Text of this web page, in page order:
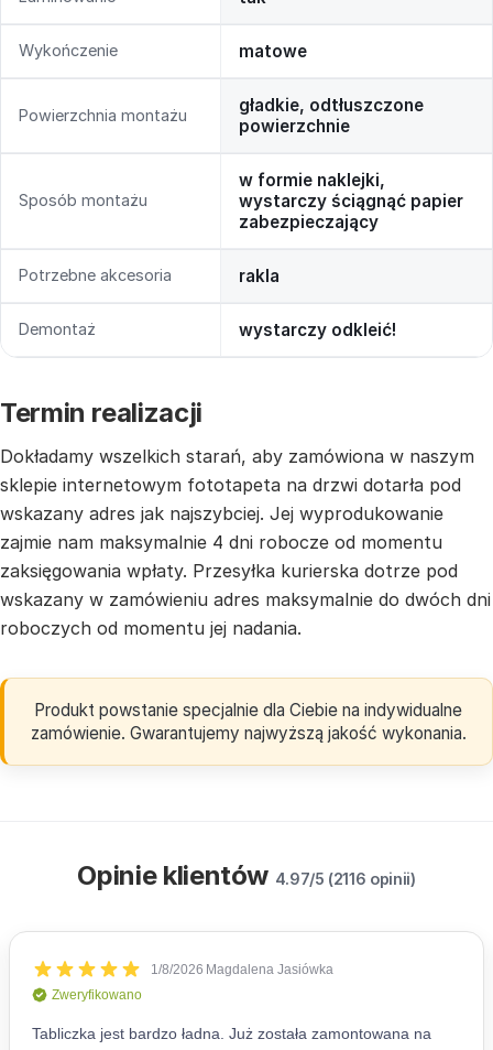
Wykończenie matowe
Powierzchnia montażu
gładkie, odtłuszczone
powierzchnie
Sposób montażu
w formie naklejki,
wystarczy ściągnąć papier
zabezpieczający
Potrzebne akcesoria rakla
Demontaż wystarczy odkleić!
Termin realizacji
Dokładamy wszelkich starań, aby zamówiona w naszym
sklepie internetowym fototapeta na drzwi dotarła pod
wskazany adres jak najszybciej. Jej wyprodukowanie
zajmie nam maksymalnie 4 dni robocze od momentu
zaksięgowania wpłaty. Przesyłka kurierska dotrze pod
wskazany w zamówieniu adres maksymalnie do dwóch dni
roboczych od momentu jej nadania.
Produkt powstanie specjalnie dla Ciebie na indywidualne
zamówienie. Gwarantujemy najwyższą jakość wykonania.
Opinie klientów 4.97/5 (2116 opinii)